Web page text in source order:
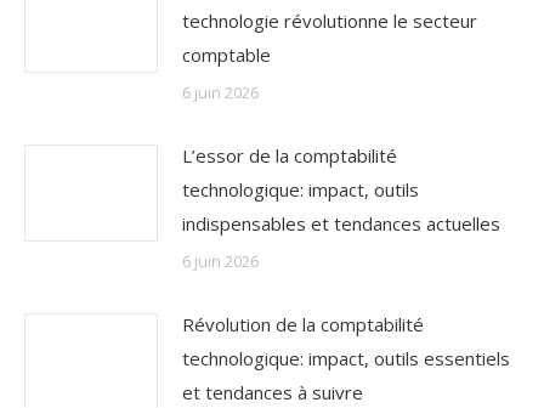
technologie révolutionne le secteur
comptable
6 juin 2026
L’essor de la comptabilité
technologique: impact, outils
indispensables et tendances actuelles
6 juin 2026
Révolution de la comptabilité
technologique: impact, outils essentiels
et tendances à suivre